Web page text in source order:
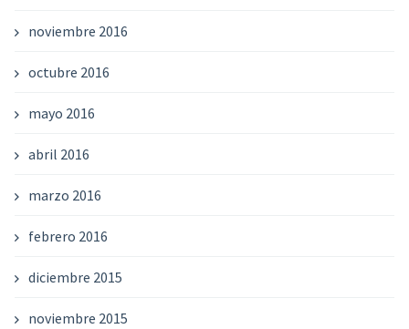
noviembre 2016
octubre 2016
mayo 2016
abril 2016
marzo 2016
febrero 2016
diciembre 2015
noviembre 2015